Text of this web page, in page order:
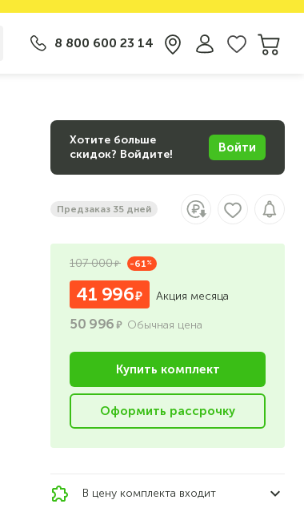
8 800 600 23 14
Хотите больше
скидок? Войдите!
Войти
Предзаказ 35 дней
107 000 -61 %
41 996 Акция месяца
50 996 Обычная цена
Купить комплект
Оформить рассрочку
В цену комплекта входит